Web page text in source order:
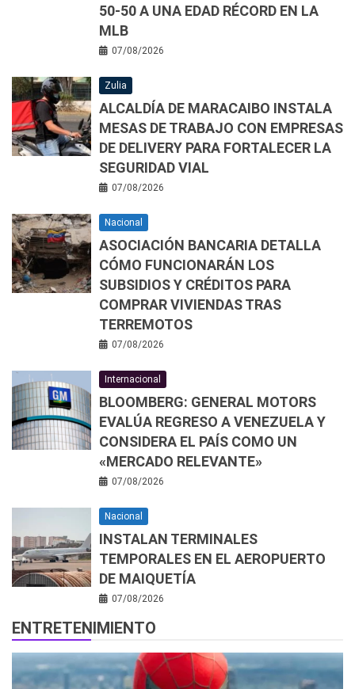
50-50 A UNA EDAD RÉCORD EN LA
MLB
07/08/2026
Zulia
ALCALDÍA DE MARACAIBO INSTALA
MESAS DE TRABAJO CON EMPRESAS
DE DELIVERY PARA FORTALECER LA
SEGURIDAD VIAL
07/08/2026
Nacional
ASOCIACIÓN BANCARIA DETALLA
CÓMO FUNCIONARÁN LOS
SUBSIDIOS Y CRÉDITOS PARA
COMPRAR VIVIENDAS TRAS
TERREMOTOS
07/08/2026
Internacional
BLOOMBERG: GENERAL MOTORS
EVALÚA REGRESO A VENEZUELA Y
CONSIDERA EL PAÍS COMO UN
«MERCADO RELEVANTE»
07/08/2026
Nacional
INSTALAN TERMINALES
TEMPORALES EN EL AEROPUERTO
DE MAIQUETÍA
07/08/2026
ENTRETENIMIENTO